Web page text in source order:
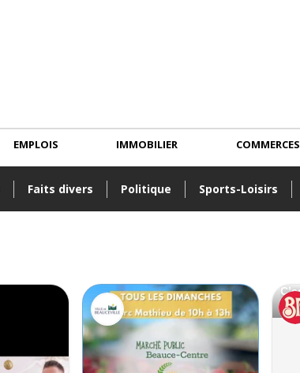
Faits divers Politique Sports-Loisirs
EMPLOIS IMMOBILIER COMMERCES